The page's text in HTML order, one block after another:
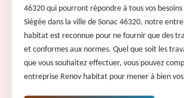
46320 qui pourront répondre à tous vos
Siégée dans la ville de Sonac 46320, notre
habitat est reconnue pour ne fournir que des
et conformes aux normes. Quel que soit les
que vous souhaitez effectuer, vous pouvez
entreprise Renov habitat pour mener à bien